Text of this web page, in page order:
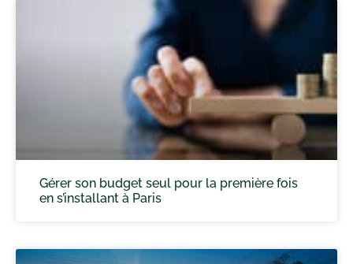
Gérer son budget seul pour la première fois
en s’installant à Paris